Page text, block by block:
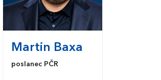
Martin Baxa
poslanec PČR